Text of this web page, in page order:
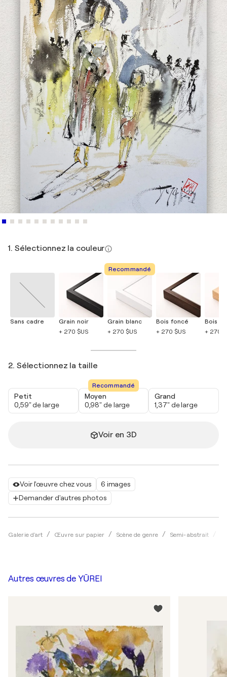
Voir l'œuvre chez vous
6 images
Demander d'autres photos
Galerie d'art Œuvre sur papier Scène de genre Semi-abstrait
1. Sélectionnez la couleur
Sans cadre
Grain noir
+ 270 $US
Recommandé
Grain blanc
+ 270 $US
Bois foncé
+ 270 $US
Bois
+ 270
2. Sélectionnez la taille
Petit
0,59" de large
Recommandé
Moyen
0,98" de large
Grand
1,37" de large
Voir en 3D
Autres œuvres de YŪREI